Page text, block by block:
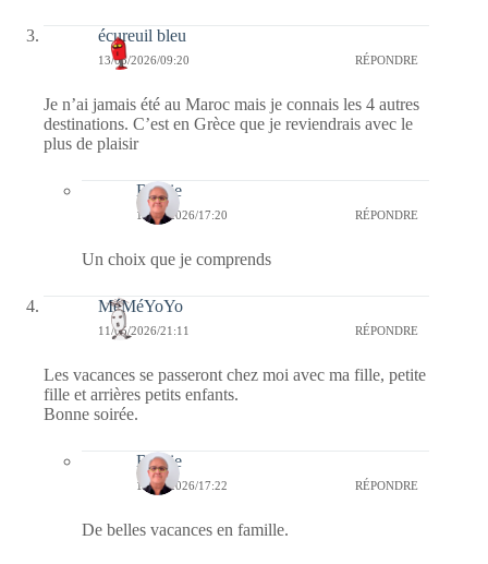
écureuil bleu
13/05/2026/09:20 RÉPONDRE
Je n’ai jamais été au Maroc mais je connais les 4 autres
destinations. C’est en Grèce que je reviendrais avec le
plus de plaisir
Bernie
16/05/2026/17:20 RÉPONDRE
Un choix que je comprends
MéMéYoYo
11/05/2026/21:11 RÉPONDRE
Les vacances se passeront chez moi avec ma fille, petite
fille et arrières petits enfants.
Bonne soirée.
Bernie
16/05/2026/17:22 RÉPONDRE
De belles vacances en famille.